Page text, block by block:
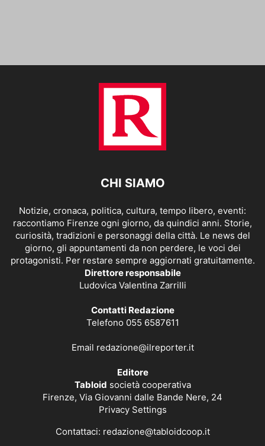
CHI SIAMO
Notizie, cronaca, politica, cultura, tempo libero, eventi:
raccontiamo Firenze ogni giorno, da quindici anni. Storie,
curiosità, tradizioni e personaggi della città. Le news del
giorno, gli appuntamenti da non perdere, le voci dei
protagonisti. Per restare sempre aggiornati gratuitamente.
Direttore responsabile
Ludovica Valentina Zarrilli
Contatti Redazione
Telefono 055 6587611
Email redazione@ilreporter.it
Editore
Tabloid società cooperativa
Firenze, Via Giovanni dalle Bande Nere, 24
Privacy Settings
Contattaci: redazione@tabloidcoop.it